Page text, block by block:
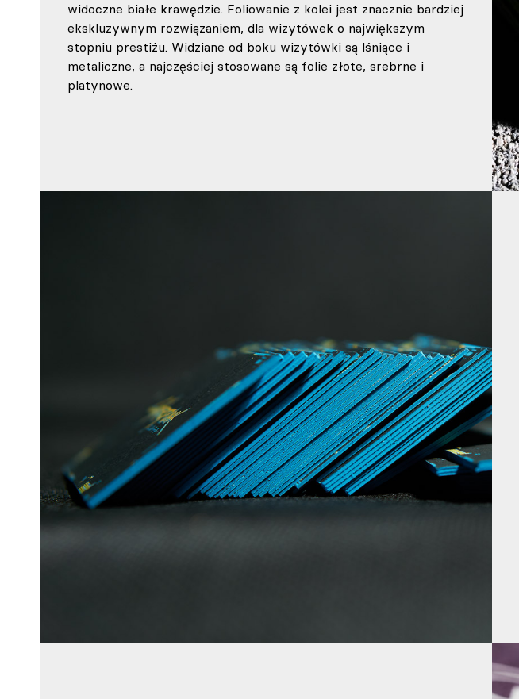
widoczne białe krawędzie. Foliowanie z kolei jest znacznie bardziej
ekskluzywnym rozwiązaniem, dla wizytówek o największym
stopniu prestiżu. Widziane od boku wizytówki są lśniące i
metaliczne, a najczęściej stosowane są folie złote, srebrne i
platynowe.